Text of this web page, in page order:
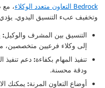
Bedrock التعاون متعدد الوكلاء
، مع
وتخفيف عبء التنسيق اليدوي. يؤدي
التنسيق بين المشرف والوكيل:
إلى وكلاء فرعيين متخصصين،
تنفيذ المهام بكفاءة: دعم تنفيذ
ودقة محسنة.
أوضاع التعاون المرنة: يمكنك